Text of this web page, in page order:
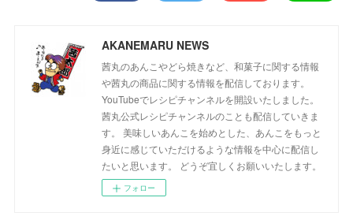
AKANEMARU NEWS
茜丸のあんこやどら焼きなど、和菓子に関する情報
や茜丸の商品に関する情報を配信しております。
YouTubeでレシピチャンネルを開設いたしました。
茜丸公式レシピチャンネルのことも配信していきま
す。 美味しいあんこを始めとした、あんこをもっと
身近に感じていただけるような情報を中心に配信し
たいと思います。 どうぞ宜しくお願いいたします。
フォロー